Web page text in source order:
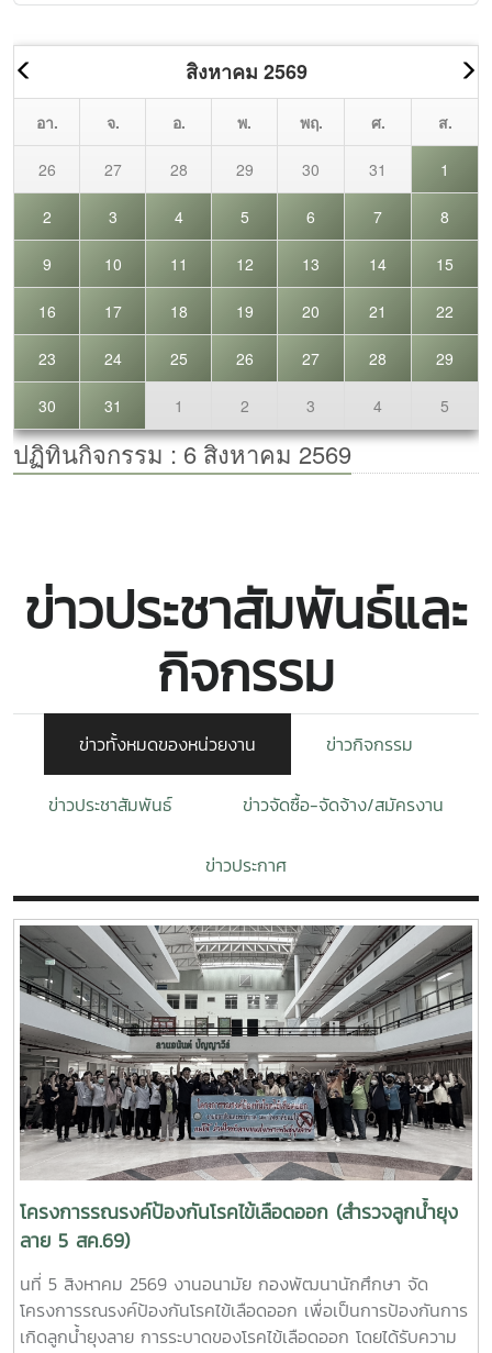
ข่าวประชาสัมพันธ์และ
กิจกรรม
ข่าวทั้งหมดของหน่วยงาน ข่าวกิจกรรม
ข่าวประชาสัมพันธ์ ข่าวจัดซื้อ-จัดจ้าง/สมัครงาน
ข่าวประกาศ
โครงการรณรงค์ป้องกันโรคไข้เลือดออก (สำรวจลูกน้ำยุง
ลาย 5 สค.69)
นที่ 5 สิงหาคม 2569 งานอนามัย กองพัฒนานักศึกษา จัด
โครงการรณรงค์ป้องกันโรคไข้เลือดออก เพื่อเป็นการป้องกันการ
เกิดลูกน้ำยุงลาย การระบาดของโรคไข้เลือดออก โดยได้รับความ